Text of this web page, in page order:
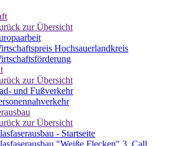
zur Übersicht
Hochsauerlandkreis
zur Übersicht
und Fußverkehr
zur Übersicht
- Startseite